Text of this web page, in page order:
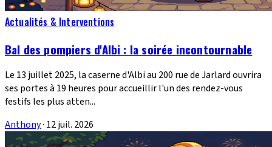
Actualités & Interventions
Bal des pompiers d'Albi : la soirée incontournable
Le 13 juillet 2025, la caserne d'Albi au 200 rue de Jarlard ouvrira
ses portes à 19 heures pour accueillir l'un des rendez-vous
festifs les plus atten...
Anthony· 12 juil. 2026